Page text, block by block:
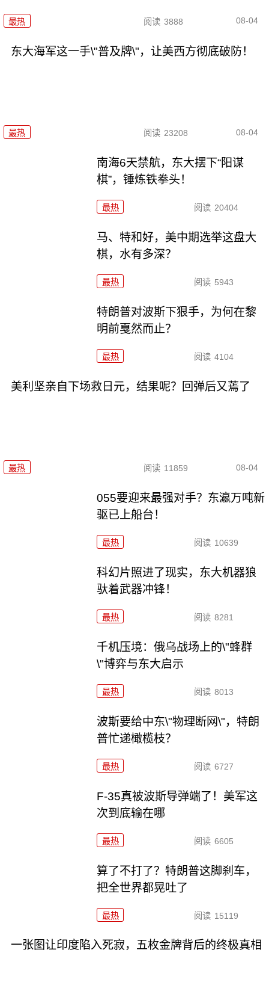
最热 阅读 3888 08-04
东大海军这一手\"普及牌\"，让美西方彻底破防！
最热 阅读 23208 08-04
南海6天禁航，东大摆下“阳谋
棋”，锤炼铁拳头！
最热 阅读 20404
马、特和好，美中期选举这盘大
棋，水有多深？
最热 阅读 5943
特朗普对波斯下狠手，为何在黎
明前戛然而止？
最热 阅读 4104
美利坚亲自下场救日元，结果呢？回弹后又蔫了
最热 阅读 11859 08-04
055要迎来最强对手？东瀛万吨新
驱已上船台！
最热 阅读 10639
科幻片照进了现实，东大机器狼
驮着武器冲锋！
最热 阅读 8281
千机压境：俄乌战场上的\"蜂群
\"博弈与东大启示
最热 阅读 8013
波斯要给中东\"物理断网\"，特朗
普忙递橄榄枝？
最热 阅读 6727
F-35真被波斯导弹端了！美军这
次到底输在哪
最热 阅读 6605
算了不打了？特朗普这脚刹车，
把全世界都晃吐了
最热 阅读 15119
一张图让印度陷入死寂，五枚金牌背后的终极真相